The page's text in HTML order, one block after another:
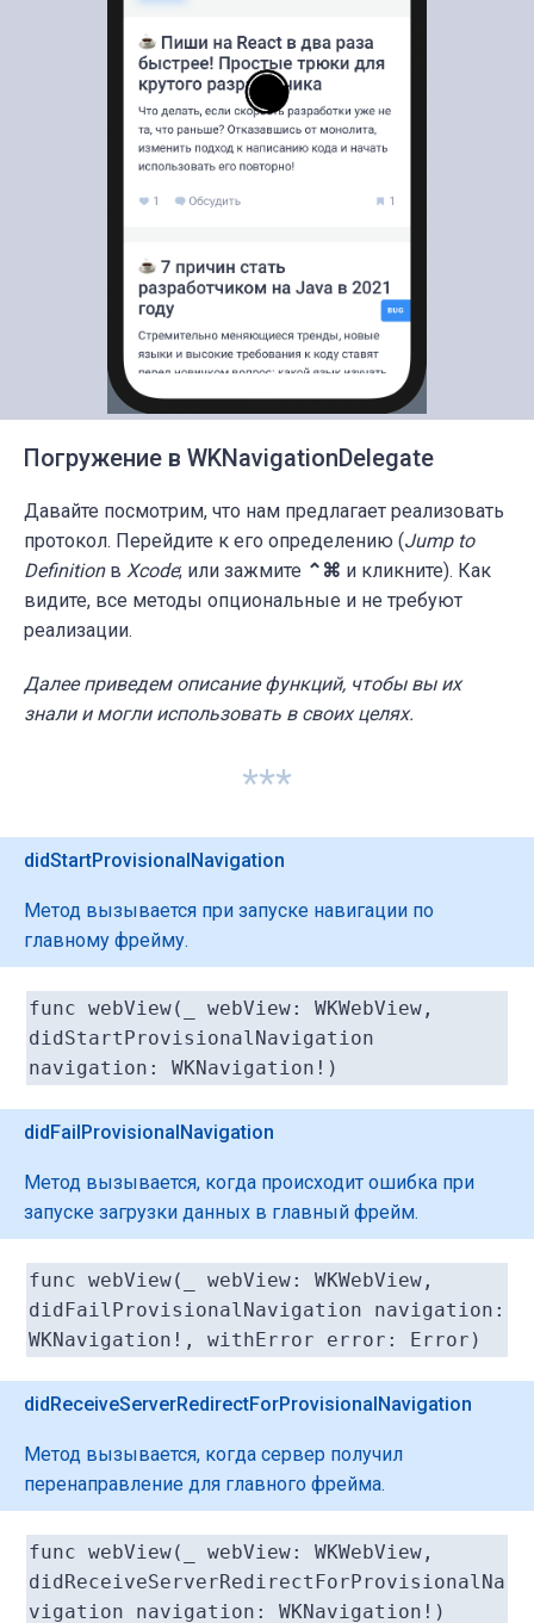
Погружение в WKNavigationDelegate
Давайте посмотрим, что нам предлагает реализовать
протокол. Перейдите к его определению (Jump to
Definitionв Xcode; или зажмите ⌃⌘ и кликните). Как
видите, все методы опциональные и не требуют
реализации.
Далее приведем описание функций, чтобы вы их
знали и могли использовать в своих целях.
***
didStartProvisionalNavigation
Метод вызывается при запуске навигации по
главному фрейму.
func webView(_ webView: WKWebView,
didStartProvisionalNavigation
navigation: WKNavigation!)
didFailProvisionalNavigation
Метод вызывается, когда происходит ошибка при
запуске загрузки данных в главный фрейм.
func webView(_ webView: WKWebView,
didFailProvisionalNavigation navigation:
WKNavigation!, withError error: Error)
didReceiveServerRedirectForProvisionalNavigation
Метод вызывается, когда сервер получил
перенаправление для главного фрейма.
func webView(_ webView: WKWebView,
didReceiveServerRedirectForProvisionalNa
vigation navigation: WKNavigation!)